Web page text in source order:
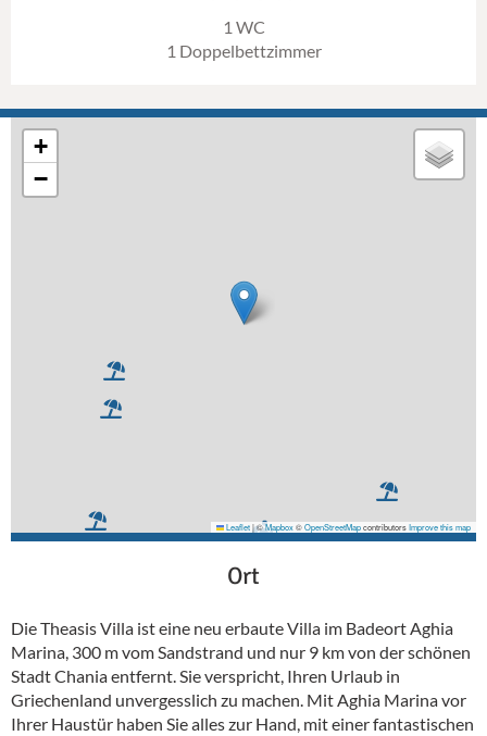
1 WC
1 Doppelbettzimmer
+
−
Leaflet|©Mapbox©OpenStreetMapcontributorsImprove this map
Ort
Die Theasis Villa ist eine neu erbaute Villa im Badeort Aghia
Marina, 300 m vom Sandstrand und nur 9 km von der schönen
Stadt Chania entfernt. Sie verspricht, Ihren Urlaub in
Griechenland unvergesslich zu machen. Mit Aghia Marina vor
Ihrer Haustür haben Sie alles zur Hand, mit einer fantastischen